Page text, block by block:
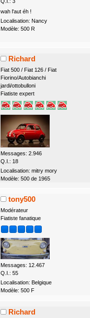
wah l'aut éh !
Localisation: Nancy
Modèle: 500 R
Richard
Fiat 500 / Fiat 126 / Fiat
Fiorino/Autobianchi
jardi/ottobulloni
Fiatiste expert
Messages: 2.946
Q.I.: 18
Localisation: mitry mory
Modèle: 500 de 1965
tony500
Modérateur
Fiatiste fanatique
Messages: 12.467
Q.I.: 55
Localisation: Belgique
Modèle: 500 F
Richard